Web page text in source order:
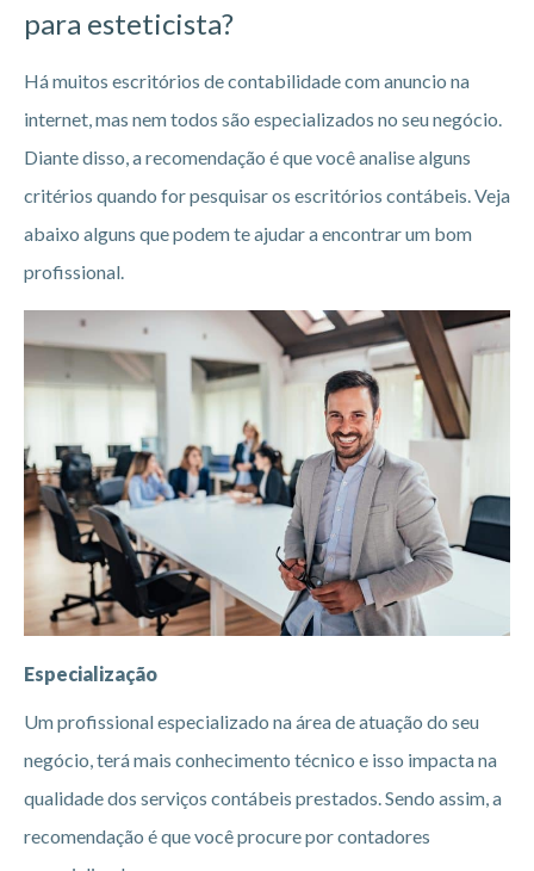
para esteticista?
Há muitos escritórios de contabilidade com anuncio na
internet, mas nem todos são especializados no seu negócio.
Diante disso, a recomendação é que você analise alguns
critérios quando for pesquisar os escritórios contábeis. Veja
abaixo alguns que podem te ajudar a encontrar um bom
profissional.
Especialização
Um profissional especializado na área de atuação do seu
negócio, terá mais conhecimento técnico e isso impacta na
qualidade dos serviços contábeis prestados. Sendo assim, a
recomendação é que você procure por contadores